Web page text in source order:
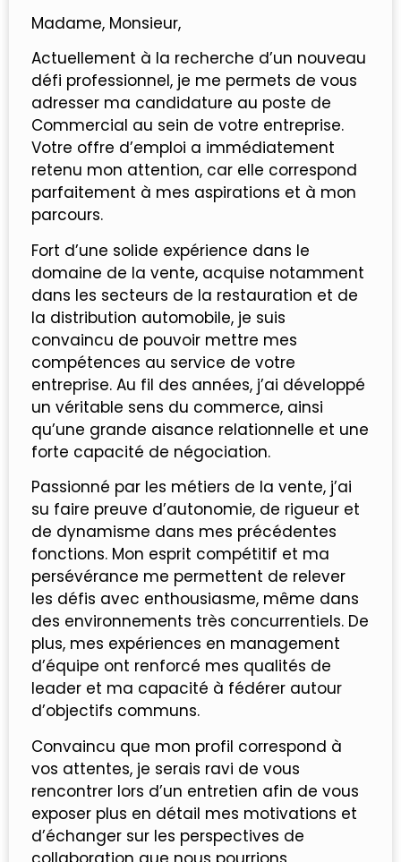
Madame, Monsieur,
Actuellement à la recherche d’un nouveau
défi professionnel, je me permets de vous
adresser ma candidature au poste de
Commercial au sein de votre entreprise.
Votre offre d’emploi a immédiatement
retenu mon attention, car elle correspond
parfaitement à mes aspirations et à mon
parcours.
Fort d’une solide expérience dans le
domaine de la vente, acquise notamment
dans les secteurs de la restauration et de
la distribution automobile, je suis
convaincu de pouvoir mettre mes
compétences au service de votre
entreprise. Au fil des années, j’ai développé
un véritable sens du commerce, ainsi
qu’une grande aisance relationnelle et une
forte capacité de négociation.
Passionné par les métiers de la vente, j’ai
su faire preuve d’autonomie, de rigueur et
de dynamisme dans mes précédentes
fonctions. Mon esprit compétitif et ma
persévérance me permettent de relever
les défis avec enthousiasme, même dans
des environnements très concurrentiels. De
plus, mes expériences en management
d’équipe ont renforcé mes qualités de
leader et ma capacité à fédérer autour
d’objectifs communs.
Convaincu que mon profil correspond à
vos attentes, je serais ravi de vous
rencontrer lors d’un entretien afin de vous
exposer plus en détail mes motivations et
d’échanger sur les perspectives de